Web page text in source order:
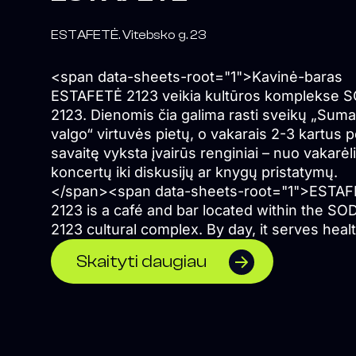
ESTAFETĖ. Vitebsko g. 23
<span data-sheets-root="1">Kavinė-baras
ESTAFETĖ 2123 veikia kultūros komplekse
2123. Dienomis čia galima rasti sveikų
valgo“ virtuvės pietų, o vakarais 2-3 kartus
savaitę vyksta įvairūs renginiai – nuo
koncertų iki diskusijų ar knygų pristatymų.
</span><span data-sheets-
2123 is a café and bar located within the
2123 cultural complex. By day, it serves
lunches from Sumaniai Valgo, while in the
evenings it hosts a diverse programme of
two to three times a week, ranging from
Skaityti daugiau